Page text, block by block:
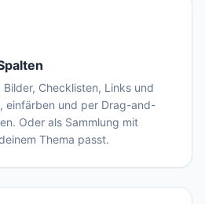
Checklisten, Links und
einfärben und per Drag-and-
Oder als Sammlung mit
Thema passt.